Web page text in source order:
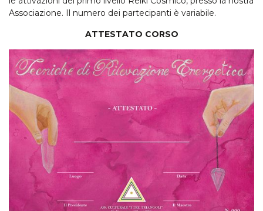
Associazione. Il numero dei partecipanti è variabile.
ATTESTATO CORSO